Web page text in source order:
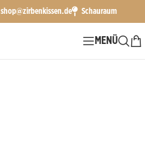
shop@zirbenkissen.de Schauraum
MENÜ